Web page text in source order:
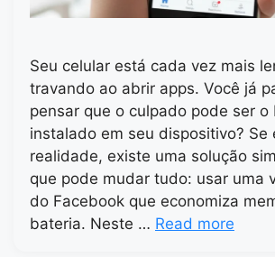
Seu celular está cada vez mais
travando ao abrir apps. Você já
pensar que o culpado pode ser o
instalado em seu dispositivo? Se
realidade, existe uma solução
que pode mudar tudo: usar uma
do Facebook que economiza
bateria. Neste … Read more